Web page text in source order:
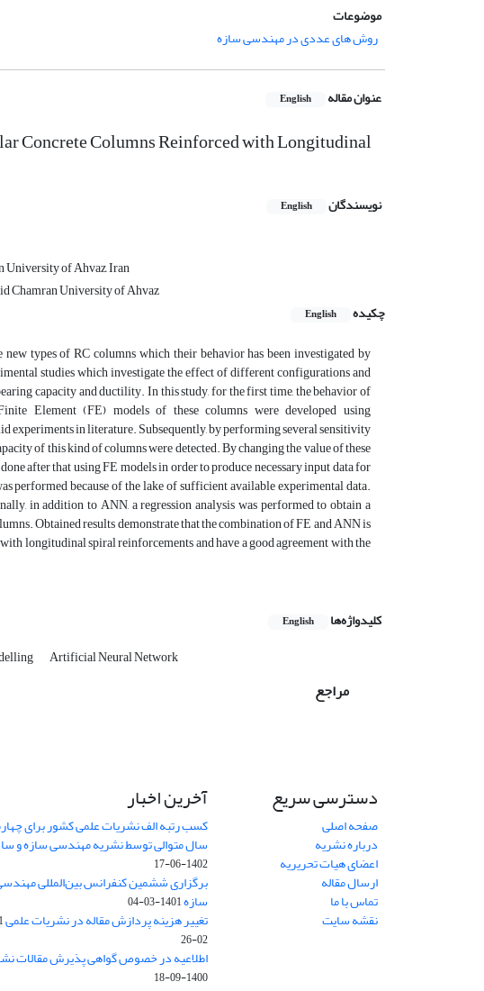
موضوعات
روش های عددی در مهندسی سازه
عنوان مقاله English
Concrete Columns Reinforced with Longitudinal
نویسندگان English
University of Ahvaz, Iran
Chamran University of Ahvaz
چکیده
English
types of RC columns which their behavior has been investigated by
studies which investigate the effect of different configurations and
capacity and ductility. In this study, for the first time, the behavior of
Element (FE) models of these columns were developed using
in literature. Subsequently, by performing several sensitivity
of this kind of columns were detected. By changing the value of these
after that using FE models in order to produce necessary input data for
because of the lake of sufficient available experimental data.
in addition to ANN, a regression analysis was performed to obtain a
Obtained results demonstrate that the combination of FE and ANN is
longitudinal spiral reinforcements and have a good agreement with the
کلیدواژه‌ها English
Artificial Neural Network
مراجع
دسترسی سریع
صفحه اصلی
درباره نشریه
اعضای هیات تحریریه
ارسال مقاله
تماس با ما
نقشه سایت
آخرین اخبار
کسب رتبه الف نشریات علمی کشور برای
سال متوالی توسط نشریه مهندسی سازه و
1402-06-17
برگزاری ششمین کنفرانس بین‌المللی
سازه1401-03-04
تغییر هزینه پردازش مقاله در نشریات علمی
02-26
اطلاعیه در خصوص گواهی پذیرش مقالات
1400-09-18